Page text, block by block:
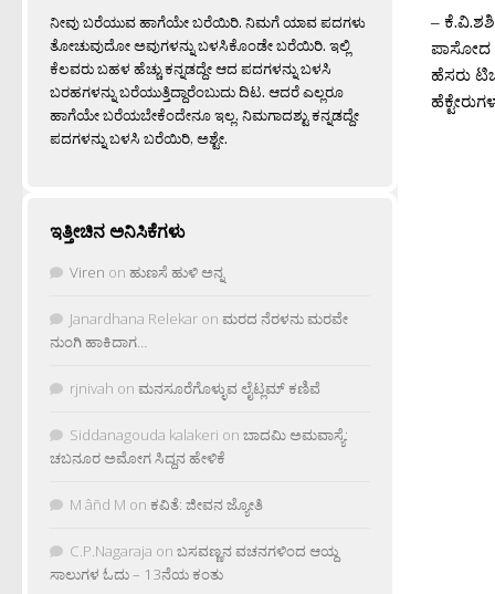
–
ಪಾಸೋದ
ಹೆಸರು
ನೀವು ಬರೆಯುವ ಹಾಗೆಯೇ ಬರೆಯಿರಿ. ನಿಮಗೆ ಯಾವ ಪದಗಳು
ತೋಚುವುದೋ ಅವುಗಳನ್ನು ಬಳಸಿಕೊಂಡೇ ಬರೆಯಿರಿ. ಇಲ್ಲಿ
ಕೆಲವರು ಬಹಳ ಹೆಚ್ಚು ಕನ್ನಡದ್ದೇ ಆದ ಪದಗಳನ್ನು ಬಳಸಿ
ಬರಹಗಳನ್ನು ಬರೆಯುತ್ತಿದ್ದಾರೆಂಬುದು ದಿಟ. ಆದರೆ ಎಲ್ಲರೂ
ಹಾಗೆಯೇ ಬರೆಯಬೇಕೆಂದೇನೂ ಇಲ್ಲ. ನಿಮಗಾದಶ್ಟು ಕನ್ನಡದ್ದೇ
ಪದಗಳನ್ನು ಬಳಸಿ ಬರೆಯಿರಿ, ಅಶ್ಟೇ.
ಇತ್ತೀಚಿನ ಅನಿಸಿಕೆಗಳು
Viren on ಹುಣಸೆ ಹುಳಿ ಅನ್ನ
Janardhana Relekar on ಮರದ ನೆರಳನು ಮರವೇ
ನುಂಗಿ ಹಾಕಿದಾಗ…
rjnivah on ಮನಸೂರೆಗೊಳ್ಳುವ ಲೈಟ್ಲಮ್ ಕಣಿವೆ
Siddanagouda kalakeri on ಬಾದಮಿ ಅಮವಾಸ್ಯೆ:
ಚಬನೂರ ಅಮೋಗ ಸಿದ್ದನ ಹೇಳಿಕೆ
M âñd M on ಕವಿತೆ: ಜೀವನ ಜ್ಯೋತಿ
C.P.Nagaraja on ಬಸವಣ್ಣನ ವಚನಗಳಿಂದ ಆಯ್ದ
ಸಾಲುಗಳ ಓದು – 13ನೆಯ ಕಂತು